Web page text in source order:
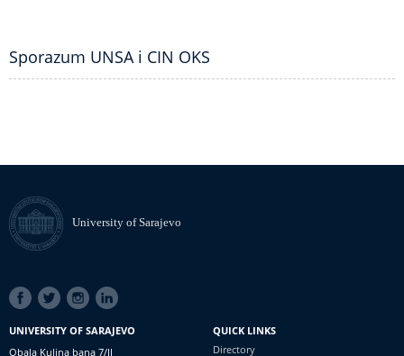
Sporazum UNSA i CIN OKS
University of Sarajevo
SOCIAL
LINKS
UNIVERSITY OF SARAJEVO
Obala Kulina bana 7/II
QUICK LINKS
Directory